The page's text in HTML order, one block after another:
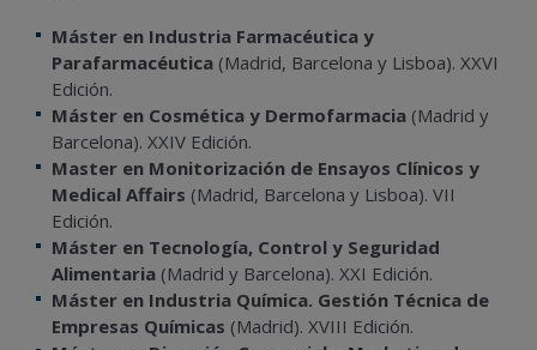
Máster en Industria Farmacéutica y
Parafarmacéutica (Madrid, Barcelona y Lisboa). XXVI
Edición.
Máster en Cosmética y Dermofarmacia (Madrid y
Barcelona). XXIV Edición.
Master en Monitorización de Ensayos Clínicos y
Medical Affairs (Madrid, Barcelona y Lisboa). VII
Edición.
Máster en Tecnología, Control y Seguridad
Alimentaria (Madrid y Barcelona). XXI Edición.
Máster en Industria Química. Gestión Técnica de
Empresas Químicas (Madrid). XVIII Edición.